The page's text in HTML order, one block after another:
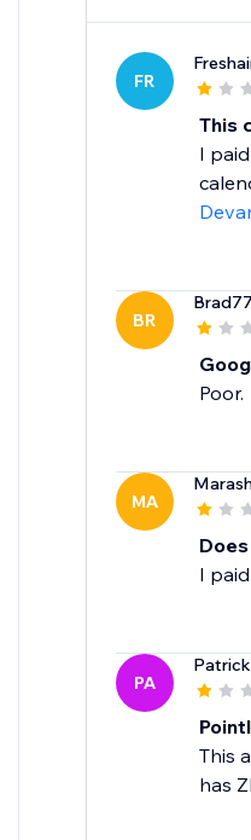
FR
This
I
BR
Poor.
MA
I
PA
This
has